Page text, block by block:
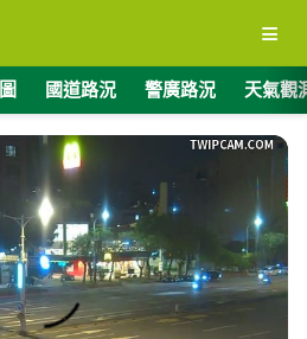
≡
國道路況 警廣路況 天氣觀